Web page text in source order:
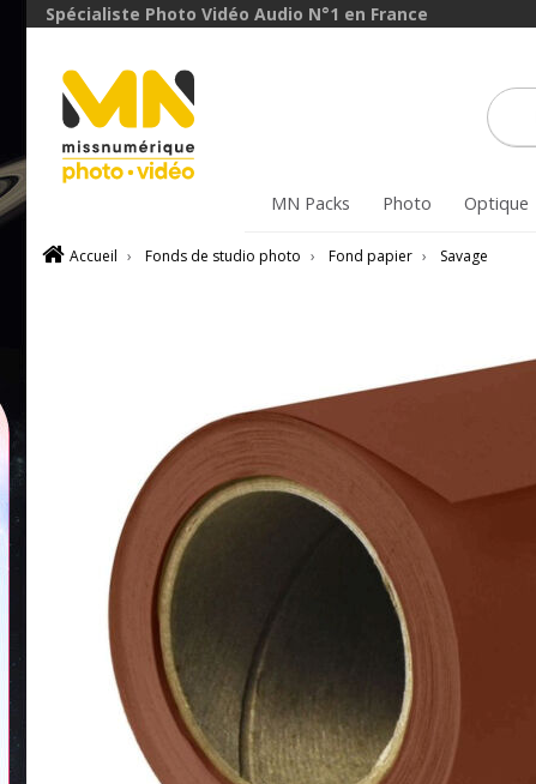
Spécialiste Photo Vidéo Audio N°1 en France
MN Packs Photo Optique
Accueil › Fonds de studio photo › Fond papier › Savage